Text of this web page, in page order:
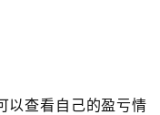
以查看自己的盈亏情